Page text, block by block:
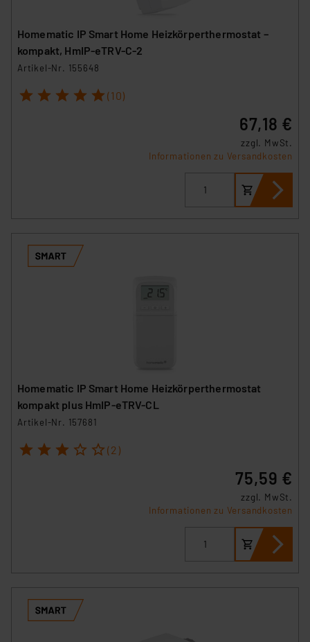
Homematic IP Smart Home Heizkörperthermostat –
kompakt, HmIP-eTRV-C-2
Artikel-Nr. 155648
1 2 3 4 5 (10)
67,18 €
zzgl. MwSt.
Informationen zu Versandkosten
Homematic IP Smart Home Heizkörperthermostat
kompakt plus HmIP-eTRV-CL
Artikel-Nr. 157681
1 2 3 4 5 (2)
75,59 €
zzgl. MwSt.
Informationen zu Versandkosten